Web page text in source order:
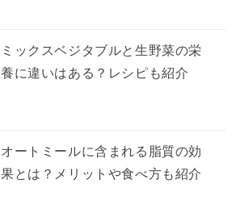
ミックスベジタブルと生野菜の栄
養に違いはある？レシピも紹介
オートミールに含まれる脂質の効
果とは？メリットや食べ方も紹介